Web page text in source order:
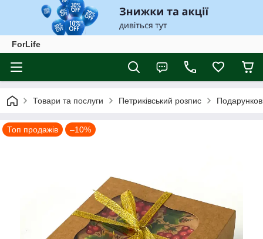
ForLife
Товари та послуги Петриківський розпис
Топ продажів –10%